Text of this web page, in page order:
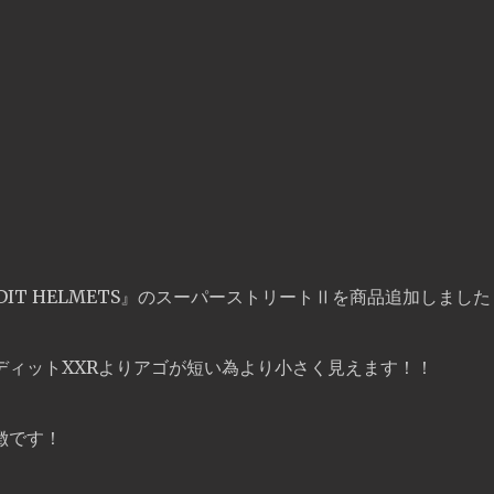
HELMETS』のスーパーストリートⅡを商品追加しました
ットXXRよりアゴが短い為より小さく見えます！！
す！